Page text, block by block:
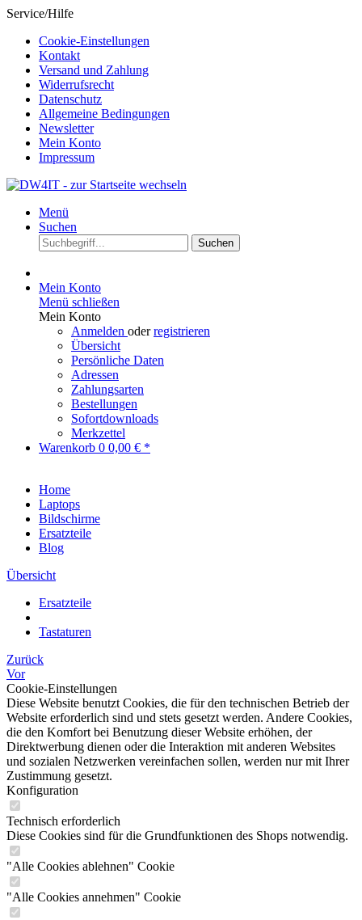
Service/Hilfe
Cookie-Einstellungen
Kontakt
Versand und Zahlung
Widerrufsrecht
Datenschutz
Allgemeine Bedingungen
Newsletter
Mein Konto
Impressum
Menü
Suchen
Suchen
Mein Konto
Menü schließen
Mein Konto
Anmelden oderregistrieren
Übersicht
Persönliche Daten
Adressen
Zahlungsarten
Bestellungen
Sofortdownloads
Merkzettel
Warenkorb 0 0,00 € *
Home
Laptops
Bildschirme
Ersatzteile
Blog
Übersicht
Ersatzteile
Tastaturen
Zurück
Vor
Cookie-Einstellungen
Diese Website benutzt Cookies, die für den technischen Betrieb der
Website erforderlich sind und stets gesetzt werden. Andere Cookies,
die den Komfort bei Benutzung dieser Website erhöhen, der
Direktwerbung dienen oder die Interaktion mit anderen Websites
und sozialen Netzwerken vereinfachen sollen, werden nur mit Ihrer
Zustimmung gesetzt.
Konfiguration
Technisch erforderlich
Diese Cookies sind für die Grundfunktionen des Shops notwendig.
"Alle Cookies ablehnen" Cookie
"Alle Cookies annehmen" Cookie